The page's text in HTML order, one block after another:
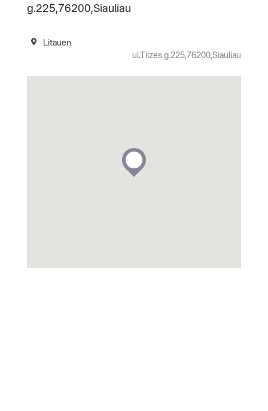
g.225,76200,Siauliau
Litauen
ul.Tilzes g.225,76200,Siauliau